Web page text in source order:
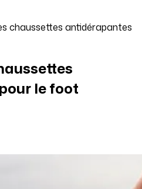
chaussettes antidérapantes
le foot